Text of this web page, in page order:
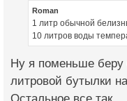
Roman
1 литр обычной
10 литров воды
Ну я поменьше
литровой бутылки